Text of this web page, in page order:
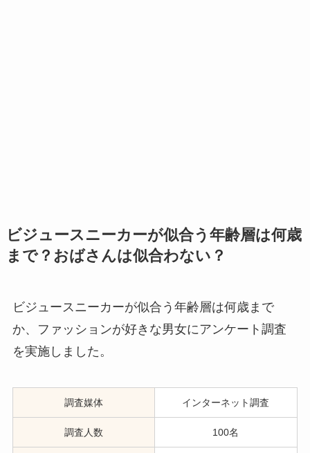
ビジュースニーカーが似合う年齢層は何歳
まで？おばさんは似合わない？
ビジュースニーカーが似合う年齢層は何歳まで
か、ファッションが好きな男女にアンケート調査
を実施しました。
調査媒体 インターネット調査
調査人数 100名